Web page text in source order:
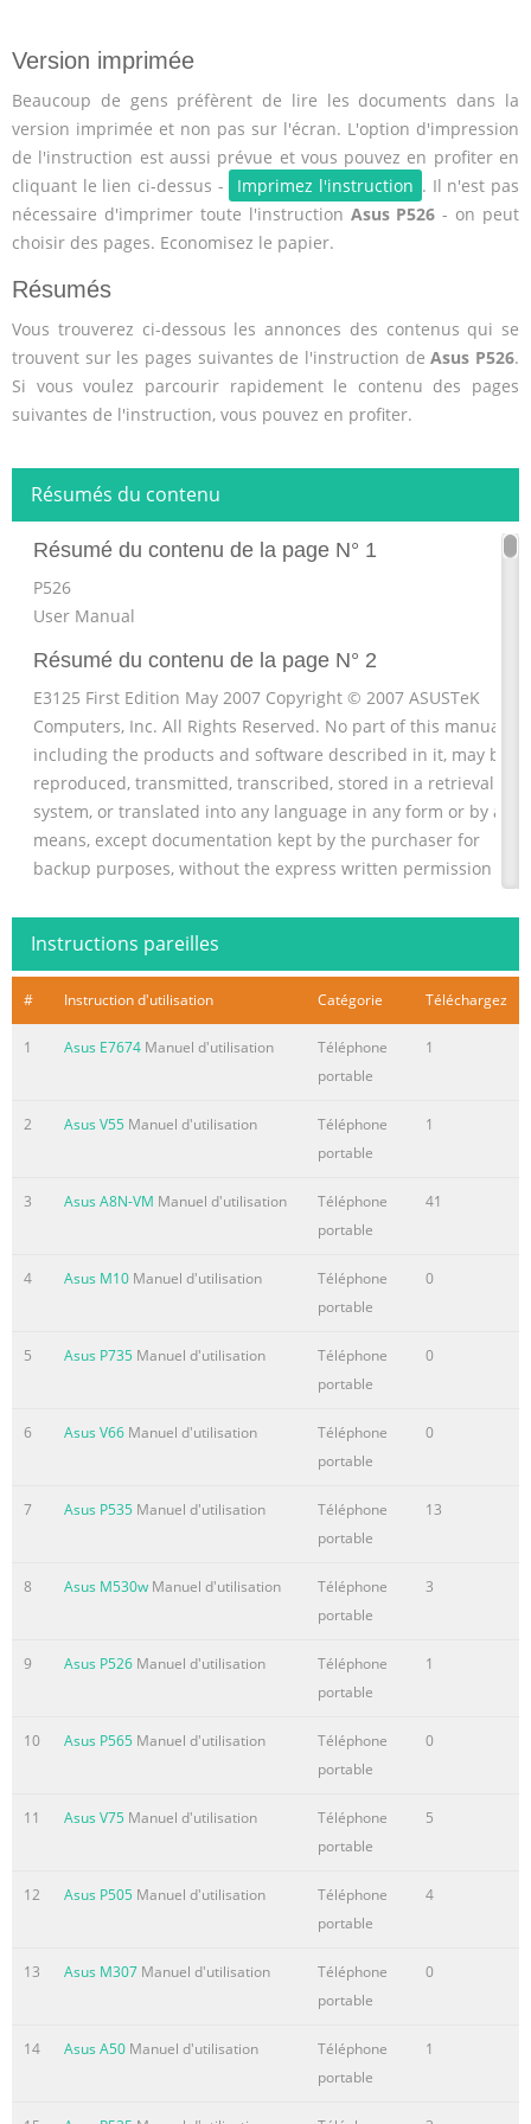
Version imprimée
Beaucoup de gens préfèrent de lire les documents dans la
version imprimée et non pas sur l'écran. L'option d'impression
de l'instruction est aussi prévue et vous pouvez en profiter en
cliquant le lien ci-dessus -
Imprimez l'instruction . Il n'est pas
nécessaire d'imprimer toute l'instruction Asus P526 - on peut
choisir des pages. Economisez le papier.
Résumés
Vous trouverez ci-dessous les annonces des contenus qui se
trouvent sur les pages suivantes de l'instruction deAsus P526.
Si vous voulez parcourir rapidement le contenu des pages
suivantes de l'instruction, vous pouvez en profiter.
Résumés du contenu
Résumé du contenu de la page N° 1
P526
User Manual
Résumé du contenu de la page N° 2
E3125 First Edition May 2007 Copyright © 2007 ASUSTeK
Computers, Inc. All Rights Reserved. No part of this manual,
including the products and software described in it, may be
reproduced, transmitted, transcribed, stored in a retrieval
system, or translated into any language in any form or by any
means, except documentation kept by the purchaser for
backup purposes, without the express written permission of
ASUS Telecom (“ASUS”). Product warranty or service will not be
extended if: (1) the pr
Résumé du contenu de la page N° 3
Table of Contents P526
contents................................................................................... 9
Chapter 1: Getting started .Getting to know your
P526................................................................. 12 Layout
Device components description .............
Chapter : Entering data .Using the Input
Panel.......................................................................... 28 Using the
Block Recognizer ..........................................................................
Recognizer.......................................................................... 30
Using T9 input ................................................
Résumé du contenu de la page N° 5
Voice Commander
.............................................................................. 51 Receiving a
call..................................................................................... 52
Chapter : Wireless features Using the Wireless
Bluetooth .........................................
Résumé du contenu de la page N° 6
Chapter : Other features .ASUS
Launcher.................................................................................... 86
............................................................................ 86 ASUS
CallFilter..................................................................................... 87
Launching ASUS CallFilter
............................................................................ 87 Using ASUS
Résumé du contenu de la page N° 7
Instructions pareilles
# Instruction d'utilisation Catégorie Téléchargez
1 Asus E7674 Manuel d'utilisation
Téléphone
portable
1
2 Asus V55 Manuel d'utilisation
Téléphone
portable
1
3 Asus A8N-VM Manuel d'utilisation
Téléphone
portable
41
4 Asus M10 Manuel d'utilisation
Téléphone
portable
0
5 Asus P735 Manuel d'utilisation
Téléphone
portable
0
6 Asus V66 Manuel d'utilisation
Téléphone
portable
0
7 Asus P535 Manuel d'utilisation
Téléphone
portable
13
8 Asus M530w Manuel d'utilisation
Téléphone
portable
3
9 Asus P526 Manuel d'utilisation
Téléphone
portable
1
10 Asus P565 Manuel d'utilisation
Téléphone
portable
0
11 Asus V75 Manuel d'utilisation
Téléphone
portable
5
12 Asus P505 Manuel d'utilisation
Téléphone
portable
4
13 Asus M307 Manuel d'utilisation
Téléphone
portable
0
14 Asus A50 Manuel d'utilisation
Téléphone
portable
1